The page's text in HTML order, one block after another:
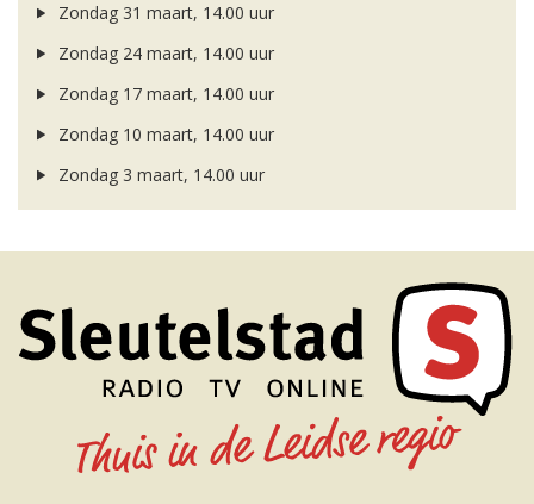
Zondag 31 maart, 14.00 uur
Zondag 24 maart, 14.00 uur
Zondag 17 maart, 14.00 uur
Zondag 10 maart, 14.00 uur
Zondag 3 maart, 14.00 uur